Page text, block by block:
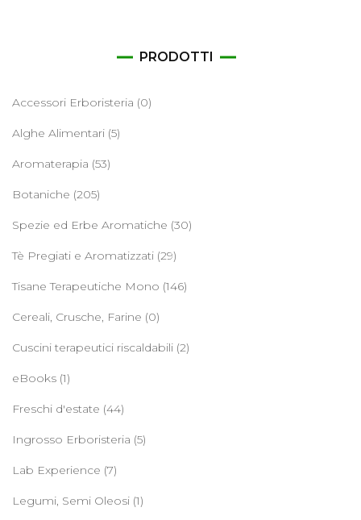
PRODOTTI
Accessori Erboristeria (0)
Alghe Alimentari (5)
Aromaterapia (53)
Botaniche (205)
Spezie ed Erbe Aromatiche (30)
Tè Pregiati e Aromatizzati (29)
Tisane Terapeutiche Mono (146)
Cereali, Crusche, Farine (0)
Cuscini terapeutici riscaldabili (2)
eBooks (1)
Freschi d'estate (44)
Ingrosso Erboristeria (5)
Lab Experience (7)
Legumi, Semi Oleosi (1)